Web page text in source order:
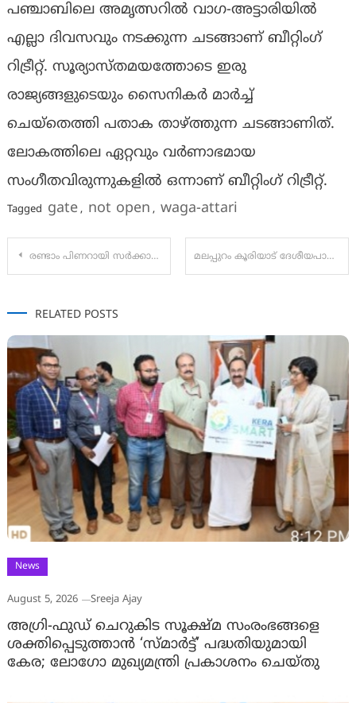
പഞ്ചാബിലെ അമൃത്സറില്‍ വാഗ-അട്ടാരിയില്‍
എല്ലാ ദിവസവും നടക്കുന്ന ചടങ്ങാണ് ബീറ്റിംഗ്
റിട്രീറ്റ്. സൂര്യാസ്തമയത്തോടെ ഇരു
രാജ്യങ്ങളുടെയും സൈനികര്‍ മാര്‍ച്ച്
ചെയ്‌തെത്തി പതാക താഴ്ത്തുന്ന ചടങ്ങാണിത്.
ലോകത്തിലെ ഏറ്റവും വര്‍ണാഭമായ
സംഗീതവിരുന്നുകളില്‍ ഒന്നാണ് ബീറ്റിംഗ് റിട്രീറ്റ്.
Tagged gate, not open , waga-attari
Post
രണ്ടാം പിണറായി സര്‍ക്കാര്‍ ഇന്ന് അഞ്ചാം വര്‍ഷത്തിലേക്ക്; ചരിത്രനേട്ടം ആവര്‍ത്തിക്കാന്‍ ലക്ഷ്യമിട്ട് എല്‍ഡി എഫ് മലപ്പുറം കൂരിയാട് ദേശീയപാത 66 ഇടിഞ്ഞ് താഴ്ന്ന സംഭവം;മഴ വെള്ളം നിറഞ്ഞതുമൂലം അടിത്തറയിലുണ്ടായ സമ്മര്‍ദ്ദം കാരണം:NHAI
RELATED POSTS
News
August 5, 2026 Sreeja Ajay
അഗ്രി-ഫുഡ് ചെറുകിട സൂക്ഷ്മ സംരംഭങ്ങളെ
ശക്തിപ്പെടുത്താന്‍ ‘സ്മാര്‍ട്ട്’ പദ്ധതിയുമായി
കേര; ലോഗോ മുഖ്യമന്ത്രി പ്രകാശനം ചെയ്തു